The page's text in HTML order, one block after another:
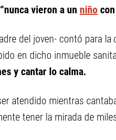
“nunca vieron a un niño
del joven- contó para la
en dicho inmueble
y cantar lo calma.
atendido mientras
tener la mirada de